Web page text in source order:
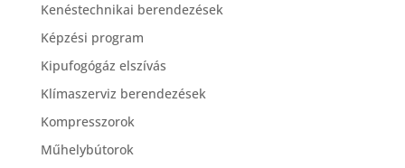
Kenéstechnikai berendezések
Képzési program
Kipufogógáz elszívás
Klímaszerviz berendezések
Kompresszorok
Műhelybútorok